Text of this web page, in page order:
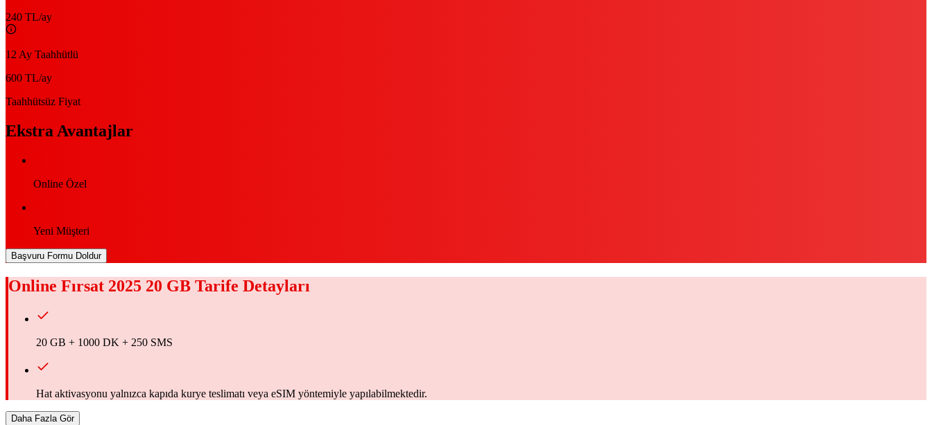
240 TL/ay
12 Ay Taahhütlü
600 TL/ay
Taahhütsüz Fiyat
Ekstra Avantajlar
Online Özel
Yeni Müşteri
Başvuru Formu Doldur
Online Fırsat 2025 20 GB Tarife Detayları
20 GB + 1000 DK + 250 SMS
Hat aktivasyonu yalnızca kapıda kurye teslimatı veya eSIM yöntemiyle yapılabilmektedir.
Daha Fazla Gör